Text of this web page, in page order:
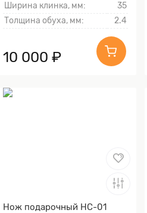
Ширина клинка, мм:
35
Толщина обуха, мм:
2.4
10 000 ₽
Нож подарочный НС-01